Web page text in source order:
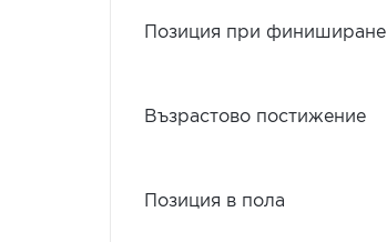
Позиция при финиширане
Възрастово постижение
Позиция в пола